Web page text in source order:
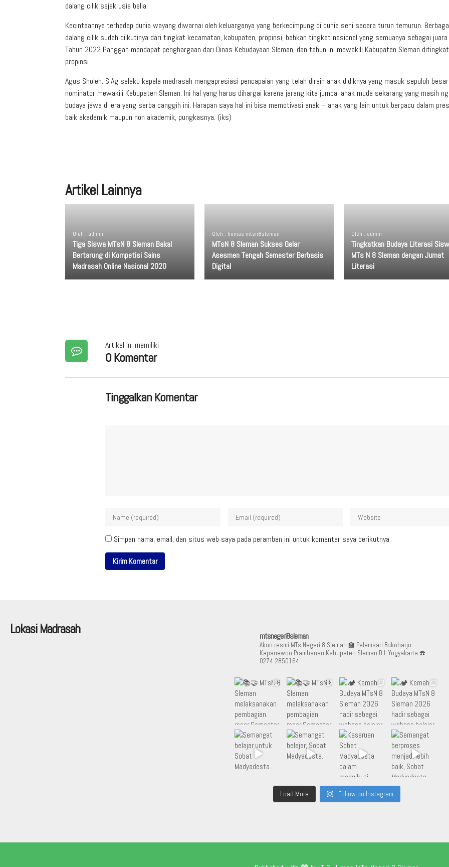
dalang cilik sejak usia belia.
Kecintaannya terhadap dunia wayang diwarnai oleh keluarganya yang berkecimpung di dunia seni secara turun temurun.
dalang cilik sudah diikutinya dari tingkat kecamatan, kabupaten, propinsi, bahkan tingkat nasional yang semuanya sebagai
Tahun 2022 Panggah mendapat penghargaan dari Dinas Kebudayaan Sleman, dan tahun ini mewakili Kabupaten Sleman ditingkat
propinsi.
Agus Sholeh. S.Ag selaku kepala madrasah mengapresiasi pencapaian yang telah diraih anak didiknya yang masuk sepuluh besar
nominator mewakili Kabupaten Sleman. Ini hal yang harus dihargai karena jarang kita jumpai anak muda sekarang yang masih
budaya jawa di era yang serba canggih ini. Harapan saya hal ini bisa memotivasi anak – anak yang lain untuk berpacu dalam
baik akademik maupun non akademik, pungkasnya. (iks)
Artikel Lainnya
Oleh : admin
Tiga Siswa MTsN 8 Sleman Bakal
Bertarung di Kompetisi Sains
Madrasah Online Nasional 2020
Oleh : humas mtsn8sleman
MTsN 8 Sleman Sukses Gelar
Asesmen Tengah Semester Berbasis
Digital
Oleh : admin
Tingkatkan Budaya Literasi
MTs N 8 Sleman dengan Jumat
Literasi
Artikel ini memiliki
0 Komentar
Tinggalkan Komentar
Simpan nama, email, dan situs web saya pada peramban ini untuk komentar saya berikutnya.
Lokasi Madrasah mtsnegeri8sleman
Akun resmi MTs Negeri 8 Sleman 🏫 Pelemsari Bokoharjo
Kapanewon Prambanan Kabupaten Sleman D.I. Yogyakarta ☎️
0274-2850164
Load More Follow on Instagram